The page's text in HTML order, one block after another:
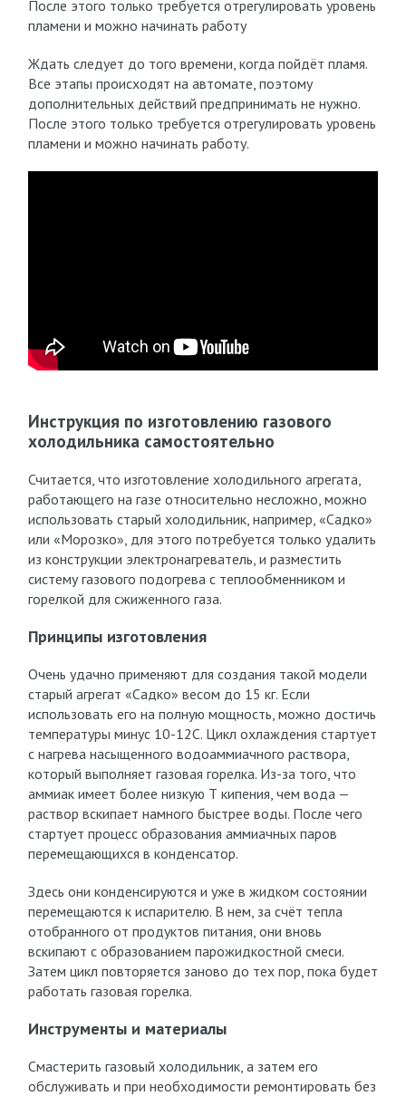
После этого только требуется отрегулировать уровень
пламени и можно начинать работу
Ждать следует до того времени, когда пойдёт пламя.
Все этапы происходят на автомате, поэтому
дополнительных действий предпринимать не нужно.
После этого только требуется отрегулировать уровень
пламени и можно начинать работу.
Инструкция по изготовлению газового
холодильника самостоятельно
Считается, что изготовление холодильного агрегата,
работающего на газе относительно несложно, можно
использовать старый холодильник, например, «Садко»
или «Морозко», для этого потребуется только удалить
из конструкции электронагреватель, и разместить
систему газового подогрева с теплообменником и
горелкой для сжиженного газа.
Принципы изготовления
Очень удачно применяют для создания такой модели
старый агрегат «Садко» весом до 15 кг. Если
использовать его на полную мощность, можно достичь
температуры минус 10-12С. Цикл охлаждения стартует
с нагрева насыщенного водоаммиачного раствора,
который выполняет газовая горелка. Из-за того, что
аммиак имеет более низкую Т кипения, чем вода —
раствор вскипает намного быстрее воды. После чего
стартует процесс образования аммиачных паров
перемещающихся в конденсатор.
Здесь они конденсируются и уже в жидком состоянии
перемещаются к испарителю. В нем, за счёт тепла
отобранного от продуктов питания, они вновь
вскипают с образованием парожидкостной смеси.
Затем цикл повторяется заново до тех пор, пока будет
работать газовая горелка.
Инструменты и материалы
Смастерить газовый холодильник, а затем его
обслуживать и при необходимости ремонтировать без